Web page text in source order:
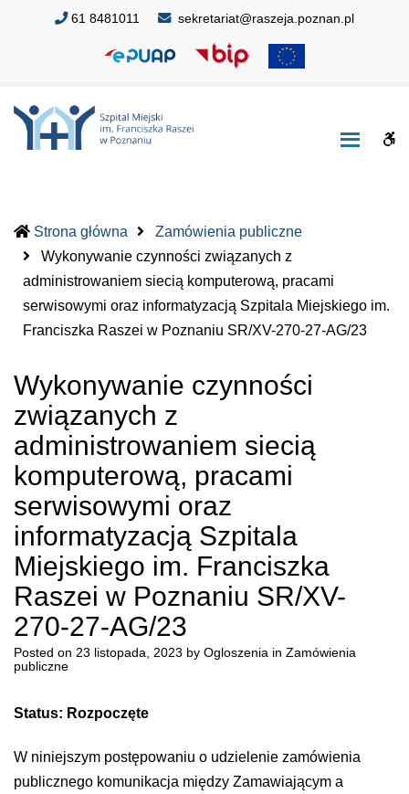
Raszei
Raszei
61 8481011 sekretariat@raszeja.poznan.pl
Strona główna
Zamówienia publiczne
Wykonywanie czynności związanych z
administrowaniem siecią komputerową, pracami
serwisowymi oraz informatyzacją Szpitala Miejskiego im.
Franciszka Raszei w Poznaniu SR/XV-270-27-AG/23
Wykonywanie czynności
związanych z
administrowaniem siecią
komputerową, pracami
serwisowymi oraz
informatyzacją Szpitala
Miejskiego im. Franciszka
Raszei w Poznaniu SR/XV-
270-27-AG/23
Posted on 23 listopada, 2023 by Ogloszenia in Zamówienia
publiczne
Status: Rozpoczęte
W niniejszym postępowaniu o udzielenie zamówienia
publicznego komunikacja między Zamawiającym a